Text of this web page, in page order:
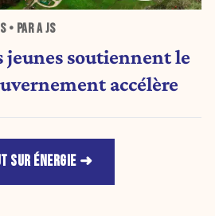
• PAR A JS
jeunes soutiennent le
accélère
SUR ÉNERGIE